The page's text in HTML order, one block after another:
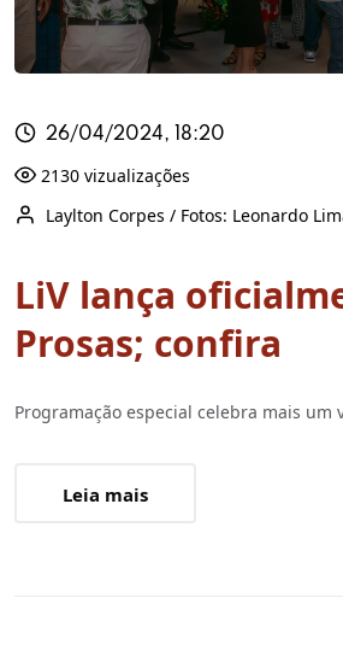
26/04/2024, 18:20
2130 vizualizações
Laylton Corpes / Fotos: Leonardo
LiV lança
Prosas; confira
Programação especial celebra mais um
Leia mais